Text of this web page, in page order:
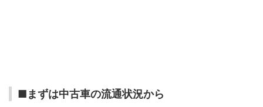
■まずは中古車の流通状況から